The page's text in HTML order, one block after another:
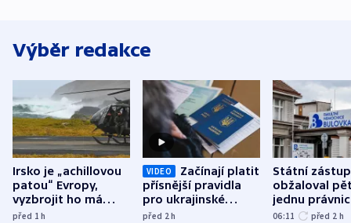
Výběr redakce
Irsko je „achillovou
patou“ Evropy,
vyzbrojit ho má
Francie
před 1h
VIDEO
Začínají platit
přísnější pravidla
pro ukrajinské
uprchlíky
před 2h
Státní
obžaloval
jednu
osobu v
06:11 před 2 h